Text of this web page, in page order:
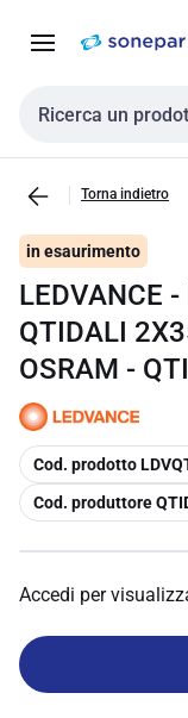
navigazione alla
Cerca input
Torna indietro
in esaurimento
LEDVANCE
QTIDALI
OSRAM -
copia
Cod. prodotto
copia
Cod. produttore
Accedi per